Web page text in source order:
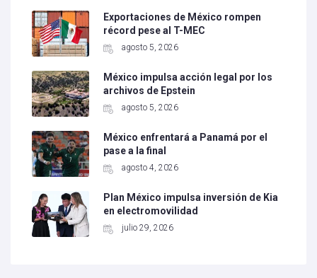
Exportaciones de México rompen
récord pese al T-MEC
agosto 5, 2026
México impulsa acción legal por los
archivos de Epstein
agosto 5, 2026
México enfrentará a Panamá por el
pase a la final
agosto 4, 2026
Plan México impulsa inversión de Kia
en electromovilidad
julio 29, 2026